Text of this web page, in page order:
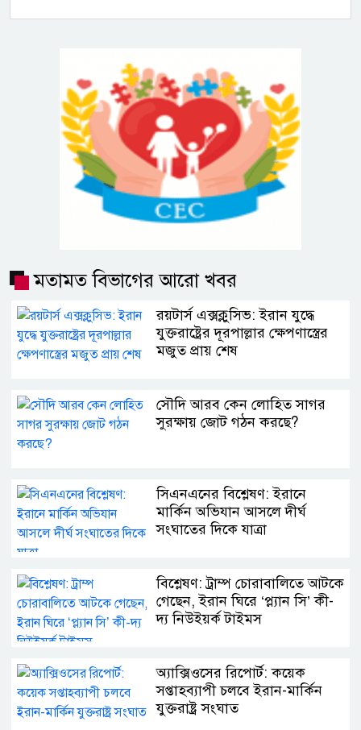
মতামত বিভাগের আরো খবর
রয়টার্স এক্সক্লুসিভ: ইরান যুদ্ধে
যুক্তরাষ্ট্রের দূরপাল্লার ক্ষেপণাস্ত্রের
মজুত প্রায় শেষ
সৌদি আরব কেন লোহিত সাগর
সুরক্ষায় জোট গঠন করছে?
সিএনএনের বিশ্লেষণ: ইরানে
মার্কিন অভিযান আসলে দীর্ঘ
সংঘাতের দিকে যাত্রা
বিশ্লেষণ: ট্রাম্প চোরাবালিতে আটকে
গেছেন, ইরান ঘিরে ‘প্ল্যান সি’ কী-
দ্য নিউইয়র্ক টাইমস
অ্যাক্সিওসের রিপোর্ট: কয়েক
সপ্তাহব্যাপী চলবে ইরান-মার্কিন
যুক্তরাষ্ট্র সংঘাত